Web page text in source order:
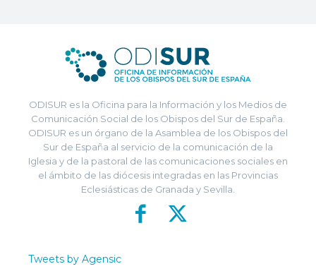
ODISUR es la Oficina para la Información y los Medios de
Comunicación Social de los Obispos del Sur de España.
ODISUR es un órgano de la Asamblea de los Obispos del
Sur de España al servicio de la comunicación de la
Iglesia y de la pastoral de las comunicaciones sociales en
el ámbito de las diócesis integradas en las Provincias
Eclesiásticas de Granada y Sevilla.
Tweets by Agensic